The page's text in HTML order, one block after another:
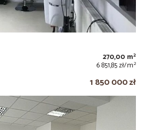
270,00 m2
6 851,85 zł/m2
1 850 000 zł